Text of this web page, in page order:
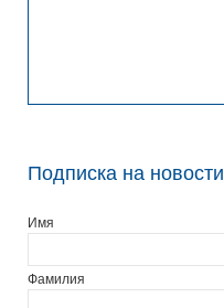
Подписка на новости
Имя
Фамилия